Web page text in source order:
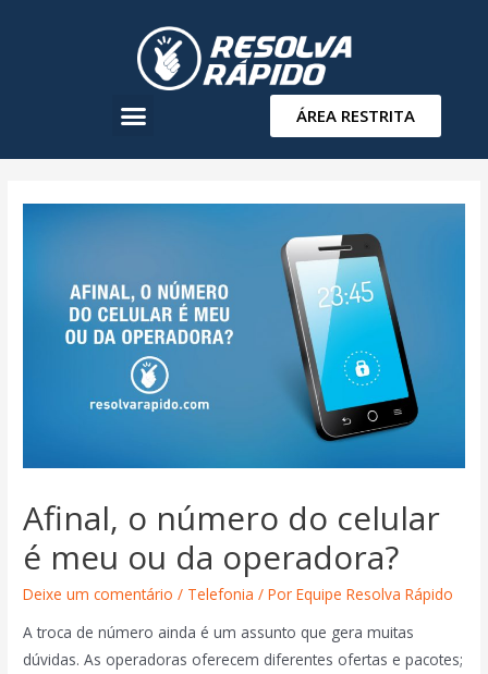
ÁREA RESTRITA
Afinal, o número do celular
é meu ou da operadora?
Deixe um comentário / Telefonia / PorEquipe Resolva Rápido
A troca de número ainda é um assunto que gera muitas
dúvidas. As operadoras oferecem diferentes ofertas e pacotes;